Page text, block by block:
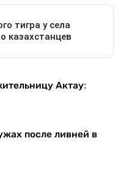
Актау:
после ливней в